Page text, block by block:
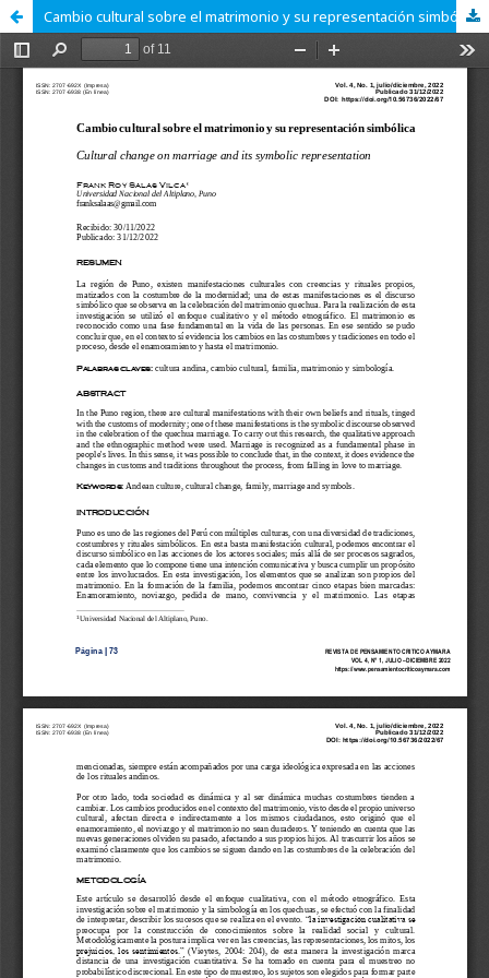
Cambio cultural sobre el matrimonio y su representación simbólica